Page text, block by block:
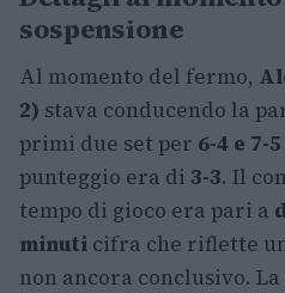
sospensione
Al momento del fermo,
2) stava conducendo la
primi due set per 6-4 e 7-5
punteggio era di 3-3. Il
tempo di gioco era pari a
minuti cifra che riflette
non ancora conclusivo. La